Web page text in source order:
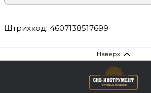
Штрихкод: 4607138517699
Наверх